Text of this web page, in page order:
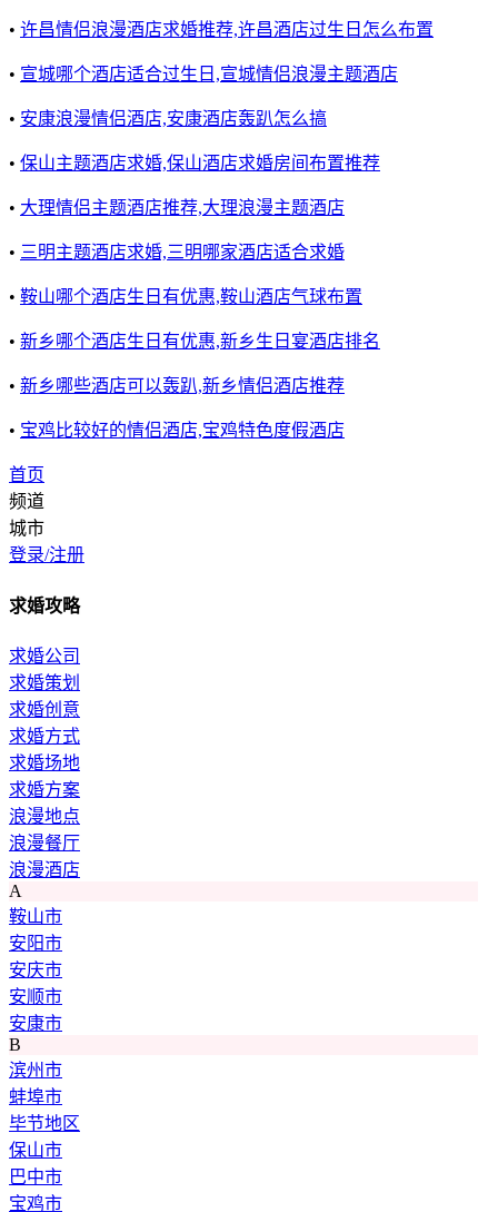
• 许昌情侣浪漫酒店求婚推荐,许昌酒店过生日怎么布置
• 宣城哪个酒店适合过生日,宣城情侣浪漫主题酒店
• 安康浪漫情侣酒店,安康酒店轰趴怎么搞
• 保山主题酒店求婚,保山酒店求婚房间布置推荐
• 大理情侣主题酒店推荐,大理浪漫主题酒店
• 三明主题酒店求婚,三明哪家酒店适合求婚
• 鞍山哪个酒店生日有优惠,鞍山酒店气球布置
• 新乡哪个酒店生日有优惠,新乡生日宴酒店排名
• 新乡哪些酒店可以轰趴,新乡情侣酒店推荐
• 宝鸡比较好的情侣酒店,宝鸡特色度假酒店
首页
频道
城市
登录/注册
求婚攻略
求婚公司
求婚策划
求婚创意
求婚方式
求婚场地
求婚方案
浪漫地点
浪漫餐厅
浪漫酒店
A
鞍山市
安阳市
安庆市
安顺市
安康市
B
滨州市
蚌埠市
毕节地区
保山市
巴中市
宝鸡市